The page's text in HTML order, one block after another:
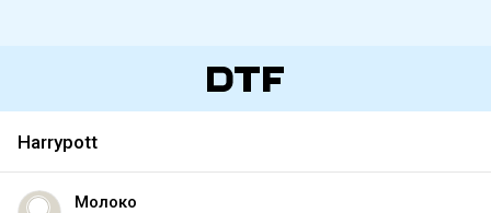
Harrypott
Молоко